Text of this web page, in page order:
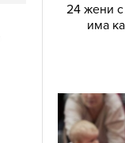
24 жени
има